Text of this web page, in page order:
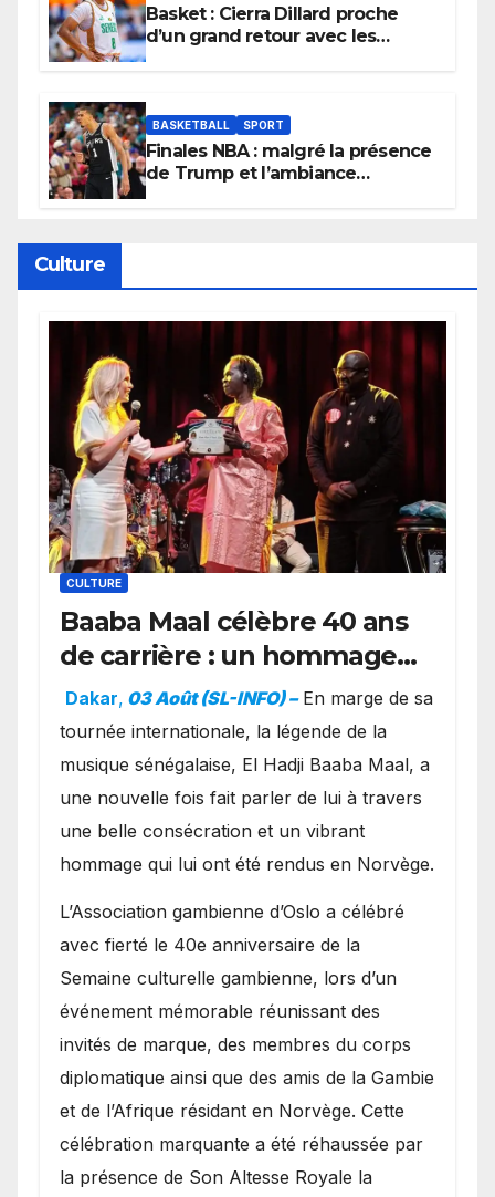
Basket : Cierra Dillard proche
d’un grand retour avec les
BASKETBALL SPORT
Finales NBA : malgré la présence
de Trump et l’ambiance
Culture
CULTURE
Baaba Maal célèbre 40 ans
de carrière : un hommage
exceptionnel à Oslo en
présence de la famille
royale.
Dakar, 03 Août (SL-INFO) – ​En marge de sa
tournée internationale, la légende de la
musique sénégalaise, El Hadji Baaba Maal, a
une nouvelle fois fait parler de lui à travers
une belle consécration et un vibrant
hommage qui lui ont été rendus en Norvège.
​L’Association gambienne d’Oslo a célébré
avec fierté le 40e anniversaire de la
Semaine culturelle gambienne, lors d’un
événement mémorable réunissant des
invités de marque, des membres du corps
diplomatique ainsi que des amis de la Gambie
et de l’Afrique résidant en Norvège. Cette
célébration marquante a été réhaussée par
la présence de Son Altesse Royale la